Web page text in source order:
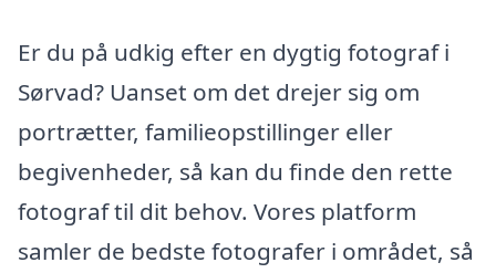
Er du på udkig efter en dygtig fotograf i
Sørvad? Uanset om det drejer sig om
portrætter, familieopstillinger eller
begivenheder, så kan du finde den rette
fotograf til dit behov. Vores platform
samler de bedste fotografer i området, så